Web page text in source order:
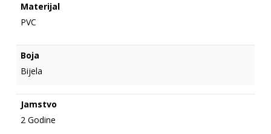
Materijal
PVC
Boja
Bijela
Jamstvo
2 Godine